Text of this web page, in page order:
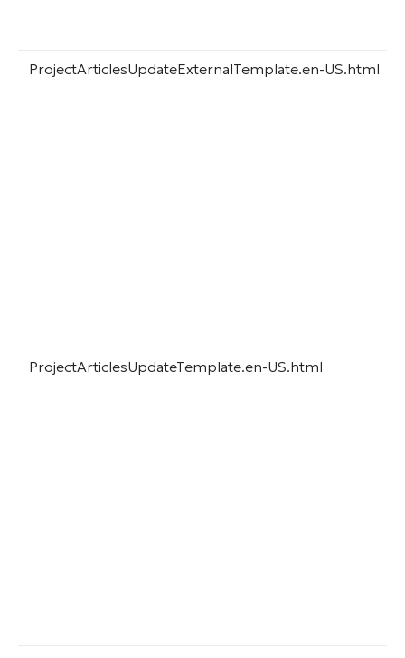
ProjectArticlesUpdateExternalTemplate.en-US.html
ProjectArticlesUpdateTemplate.en-US.html